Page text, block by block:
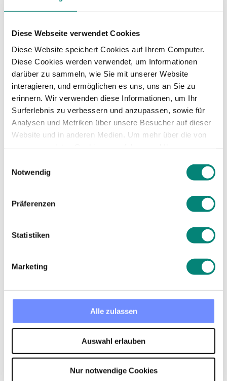
Diese Webseite verwendet Cookies
Diese Website speichert Cookies auf Ihrem Computer.
Diese Cookies werden verwendet, um Informationen
darüber zu sammeln, wie Sie mit unserer Website
interagieren, und ermöglichen es uns, uns an Sie zu
erinnern. Wir verwenden diese Informationen, um Ihr
Surferlebnis zu verbessern und anzupassen, sowie für
Analysen und Metriken über unsere Besucher auf dieser
Website und in anderen Medien. Um mehr über die von
Datenschutzerklärung
Notwendig
Präferenzen
Statistiken
Marketing
Alle zulassen
Auswahl erlauben
Nur notwendige Cookies
Mitarbeiter zur
Karrierelaufbahn
en
Mithilfe technologischer Tools erhalten
Mitarbeiter Zugriff auf die Inhalte ihrer
Karrierepläne. So behalten sie im Blick, welche
Ziele sie wann anstreben sollten. Personaler
müssen die Mitarbeiter dazu ermutigen, auf ihre
Ziele hinzuarbeiten und die Kontrolle über ihre
berufliche Laufbahn zu behalten.
So erstellen
Personaler eine
Laufbahnplanung
in 5 Schritten
Folgende Schritte sollten HR-Teams
unternehmen, wenn sieKarrierepläne in ihrem
Unternehmen erstellenmöchten:
1. Ziele definieren